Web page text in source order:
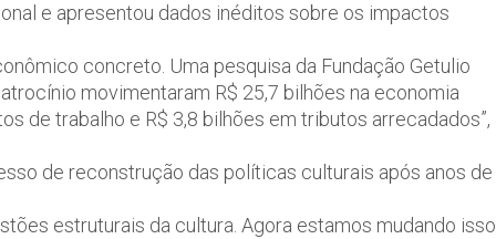
e apresentou dados inéditos sobre os impactos
concreto. Uma pesquisa da Fundação Getulio
movimentaram R$ 25,7 bilhões na economia
de trabalho e R$ 3,8 bilhões em tributos arrecadados”,
de reconstrução das políticas culturais após anos de
estruturais da cultura. Agora estamos mudando isso